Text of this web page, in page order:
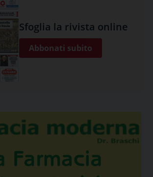
Sfoglia la rivista online
Abbonati subito